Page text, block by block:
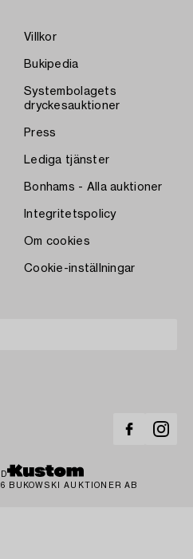
Villkor
Bukipedia
Systembolagets
dryckesauktioner
Press
Lediga tjänster
Bonhams - Alla auktioner
Integritetspolicy
Om cookies
Cookie-inställningar
BUKOWSKI AUKTIONER AB